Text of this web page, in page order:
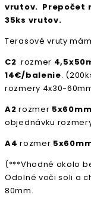
vrutov. Prepočet
35ks vrutov.
Terasové vruty
C2 rozmer
14€/balenie.
rozmery 4x30-
A2rozmer
objednávku
A4 rozmer
(***Vhodné okolo
Odolné voči soli a
80mm.